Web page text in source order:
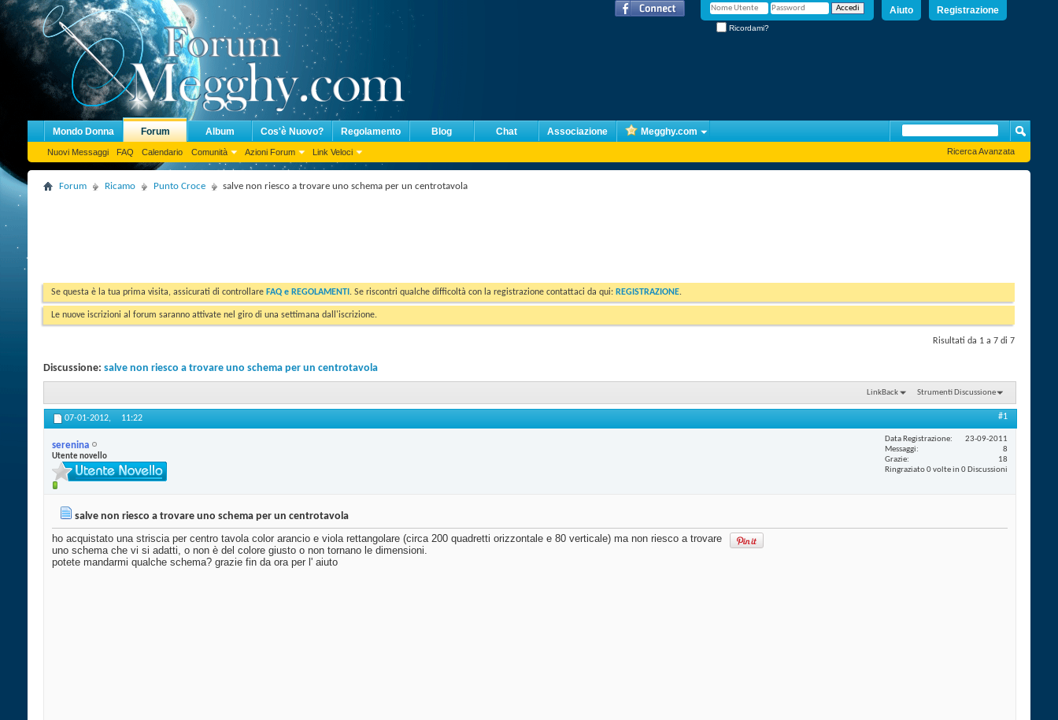
Registrazione
Aiuto
Ricordami?
Mondo Donna Forum
Nuovi Messaggi FAQ Calendario Comunità Azioni Forum Link Veloci
Album Cos'è Nuovo? Regolamento Blog Chat Associazione Megghy.com
Ricerca Avanzata
Forum Ricamo Punto Croce salve non riesco a trovare uno schema per un centrotavola
Se questa è la tua prima visita, assicurati di controllare FAQ e REGOLAMENTI . Se riscontri qualche difficoltà con la registrazione contattaci da qui: REGISTRAZIONE.
Le nuove iscrizioni al forum saranno attivate nel giro di una settimana dall'iscrizione.
Risultati da 1 a 7 di 7
Discussione: salve non riesco a trovare uno schema per un centrotavola
LinkBack Strumenti Discussione
07-01-2012, 11:22 #1
serenina
Utente novello
Data Registrazione
23-09-2011
Messaggi
8
Grazie
18
Ringraziato 0 volte in 0 Discussioni
salve non riesco a trovare uno schema per un centrotavola
ho acquistato una striscia per centro tavola color arancio e viola rettangolare (circa 200 quadretti orizzontale e 80 verticale) ma non riesco a trovare
uno schema che vi si adatti, o non è del colore giusto o non tornano le dimensioni.
potete mandarmi qualche schema? grazie fin da ora per l' aiuto